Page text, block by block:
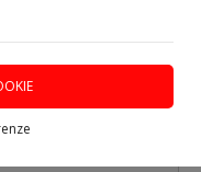
Romeo -